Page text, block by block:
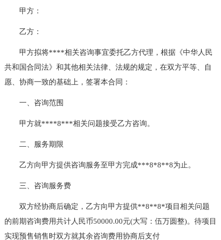
甲方：
乙方：
甲方拟将****相关咨询事宜委托乙方代理，根据《中华人民
共和国合同法》和其他相关法律、法规的规定，在双方平等、自
愿、协商一致的基础上，签署本合同：
一、咨询范围
甲方就****8***相关问题接受乙方咨询。
二、服务期限
乙方向甲方提供咨询服务至甲方完成***8*8**8为止。
三、咨询服务费
双方经协商后确定，乙方向甲方提供**8**8*项目相关问题
的前期咨询费用共计人民币50000.00元(大写：伍万圆整)。待项目
实现预售销售时双方就其余咨询费用协商后支付